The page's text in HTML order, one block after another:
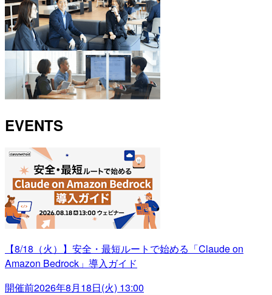
EVENTS
【8/18（火）】安全・最短ルートで始める「Claude on
Amazon Bedrock」導入ガイド
開催前2026年8月18日(火) 13:00